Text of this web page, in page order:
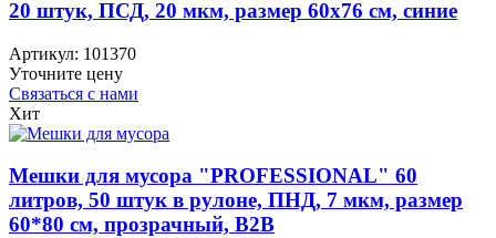
20 штук, ПСД, 20 мкм, размер 60х76 см, синие
Артикул: 101370
Уточните цену
Связаться с нами
Хит
Мешки для мусора "PROFESSIONAL" 60
литров, 50 штук в рулоне, ПНД, 7 мкм, размер
60*80 см, прозрачный, B2B